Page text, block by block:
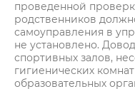
проведенной
родственников
самоуправления в
не установлено.
спортивных залов,
гигиенических
образовательных